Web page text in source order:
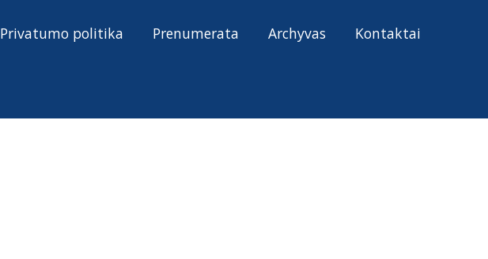
Privatumo politika Prenumerata Archyvas Kontaktai